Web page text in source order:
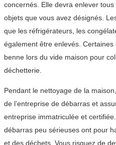
concernés. Elle devra enlever
objets que vous avez désignés.
que les réfrigérateurs, les
également être enlevés.
benne lors du vide maison pour
déchetterie.
Pendant le nettoyage de la
de l’entreprise de débarras et
entreprise immatriculée et
débarras peu sérieuses ont pour
et des déchets. Vous risquez de